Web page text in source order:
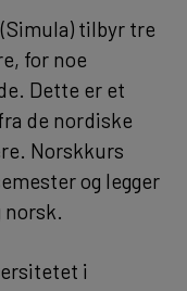
tilbyr tre
for noe
Dette er et
de nordiske
Norskkurs
og legger
norsk.
i